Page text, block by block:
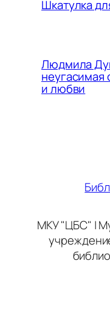
Шкатулка
Людмила
неугасимая
и любви
МКУ "ЦБС" |